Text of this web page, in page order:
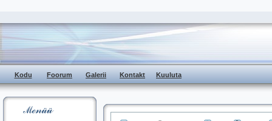
Kodu Foorum Galerii Kontakt Kuuluta